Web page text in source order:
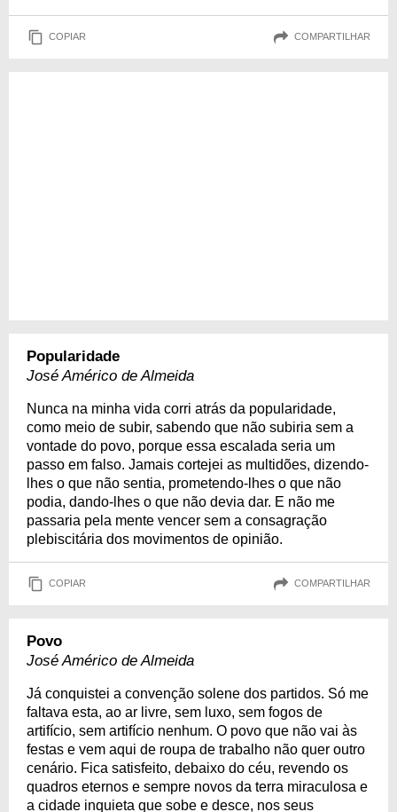
COPIAR COMPARTILHAR
Popularidade
José Américo de Almeida
Nunca na minha vida corri atrás da popularidade,
como meio de subir, sabendo que não subiria sem a
vontade do povo, porque essa escalada seria um
passo em falso. Jamais cortejei as multidões, dizendo-
lhes o que não sentia, prometendo-lhes o que não
podia, dando-lhes o que não devia dar. E não me
passaria pela mente vencer sem a consagração
plebiscitária dos movimentos de opinião.
COPIAR COMPARTILHAR
Povo
José Américo de Almeida
Já conquistei a convenção solene dos partidos. Só me
faltava esta, ao ar livre, sem luxo, sem fogos de
artifício, sem artifício nenhum. O povo que não vai às
festas e vem aqui de roupa de trabalho não quer outro
cenário. Fica satisfeito, debaixo do céu, revendo os
quadros eternos e sempre novos da terra miraculosa e
a cidade inquieta que sobe e desce, nos seus